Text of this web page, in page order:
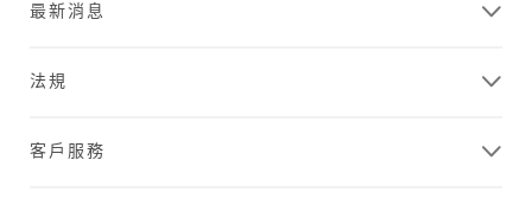
最新消息
法規
客戶服務